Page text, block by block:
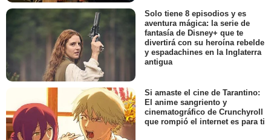
Solo tiene 8 episodios y es
aventura mágica: la serie de
fantasía de Disney+ que te
divertirá con su heroína rebelde
y espadachines en la Inglaterra
antigua
Si amaste el cine de Tarantino:
El anime sangriento y
cinematográfico de Crunchyroll
que rompió el internet es para ti